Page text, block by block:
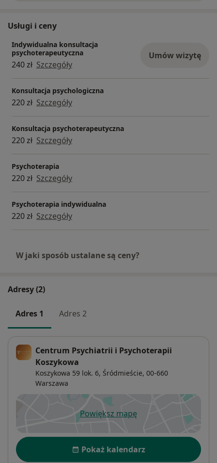
Usługi i ceny
Indywidualna konsultacja
psychoterapeutyczna
240 zł Szczegóły
Umów wizytę
Konsultacja psychologiczna
220 zł Szczegóły
Konsultacja psychoterapeutyczna
220 zł Szczegóły
Psychoterapia
220 zł Szczegóły
Psychoterapia indywidualna
220 zł Szczegóły
W jaki sposób ustalane są ceny?
Adresy (2)
Adres 1 Adres 2
Centrum Psychiatrii i Psychoterapii
Koszykowa
Koszykowa 59 lok. 6, Śródmieście, 00-660
Warszawa
Powiększ mapęotwiera się w nowej karcie
Dostępność
Pokaż kalendarz